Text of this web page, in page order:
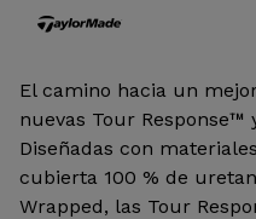
El camino hacia un
nuevas Tour Response™
Diseñadas con
cubierta 100 % de
Wrapped, las Tour